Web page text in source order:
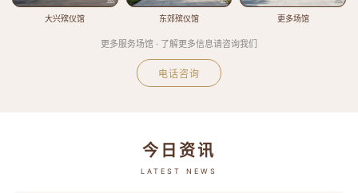
大兴殡仪馆 东郊殡仪馆 更多场馆
更多服务场馆 · 了解更多信息请咨询我们
电话咨询
今日资讯
LATEST NEWS